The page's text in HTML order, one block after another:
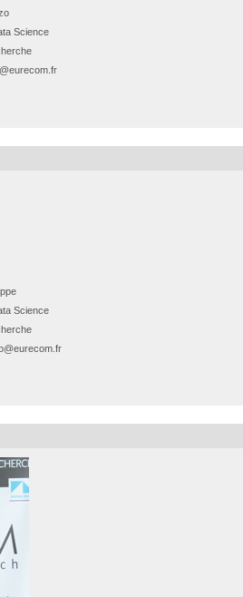
Science
Science